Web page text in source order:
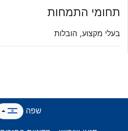
תחומי התמחות
בעלי מקצוע, הובלות
שפה